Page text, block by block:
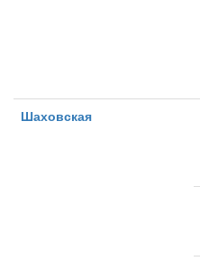
Шаховская